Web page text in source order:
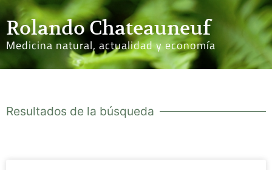
Rolando Chateauneuf
Medicina natural, actualidad y economía
Resultados de la búsqueda